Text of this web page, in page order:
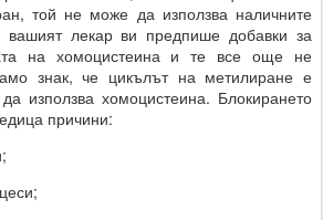
той не може да използва наличните
вашият лекар ви предпише добавки за
на хомоцистеина и те все още не
знак, че цикълът на метилиране е
използва хомоцистеина. Блокирането
причини: